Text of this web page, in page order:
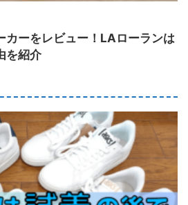
カーをレビュー！LAローランは
を紹介